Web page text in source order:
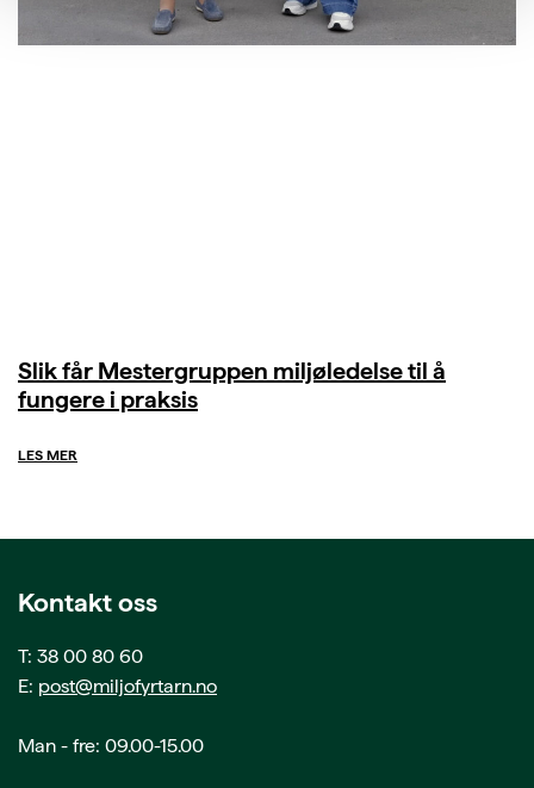
Slik får Mestergruppen miljøledelse til å
fungere i praksis
LES MER
Kontakt oss
T: 38 00 80 60
E: post@miljofyrtarn.no
Man - fre: 09.00-15.00